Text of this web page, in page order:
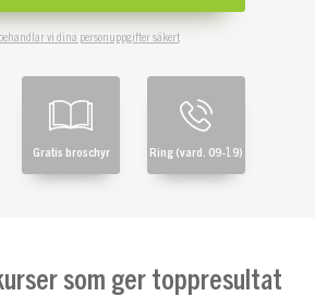
vi dina personuppgifter säkert
Gratis broschyr Ring (vard. 09-19)
som ger toppresultat